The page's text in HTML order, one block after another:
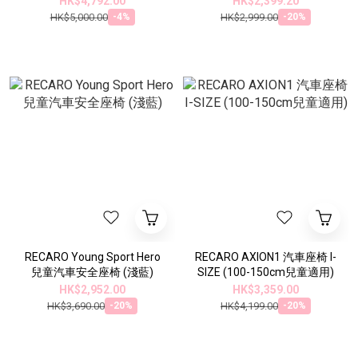
HK$5,000.00 -4% HK$2,999.00 -20%
RECARO Young Sport Hero
兒童汽車安全座椅 (淺藍)
HK$2,952.00
HK$3,690.00 -20%
RECARO AXION1 汽車座椅 I-
SIZE (100-150cm兒童適用)
HK$3,359.00
HK$4,199.00 -20%